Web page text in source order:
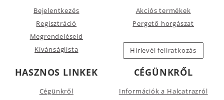
Bejelentkezés
Regisztráció
Megrendeléseid
Kívánságlista
Akciós termékek
Pergető horgászat
Hírlevél feliratkozás
HASZNOS LINKEK
Cégünkről
CÉGÜNKRŐL
Információk a Halcatrazról